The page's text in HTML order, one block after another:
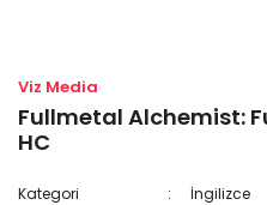
Viz Media
Fullmetal Alchemist:
HC
Kategori
İngilizce